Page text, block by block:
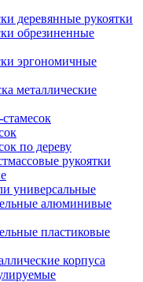
деревянные рукоятки
обрезиненные
эргономичные
металлические
по дереву
рукоятки
универсальные
алюминивые
пластиковые
корпуса